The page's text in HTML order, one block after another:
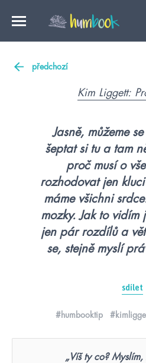
předchozí
Kim Liggett:
Jasně, můžeme
šeptat si tu a tam
proč musí o
rozhodovat jen
máme všichni
mozky. Jak to vidím
jen pár rozdílů a
se, stejně myslí
sdílet
#humbooktip
„Víš ty co?